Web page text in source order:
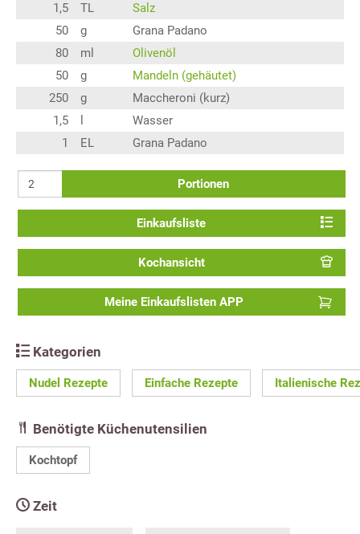
1,5
TL
Salz
50
g
Grana Padano
80
ml
Olivenöl
50
g
Mandeln (gehäutet)
250
g
Maccheroni (kurz)
1,5
Wasser
1
EL Grana Padano
Portionen
Einkaufsliste
Kochansicht
Meine Einkaufslisten APP
Kategorien
Nudel Rezepte Einfache Rezepte Italienische
Benötigte Küchenutensilien
Kochtopf
Zeit